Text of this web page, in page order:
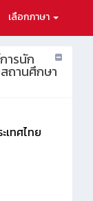
เลือกภาษา
ารนัก
ถานศึกษา
เทศไทย